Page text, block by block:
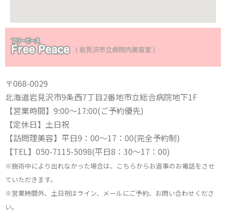
〒068-0029
北海道岩見沢市9条西7丁目2番地市立総合病院地下1F
【営業時間】9:00〜17:00(ご予約優先)
【定休日】土日祝
【訪問理美容】平日9：00〜17：00(完全予約制)
【TEL】050-7115-5098(平日8：30〜17：00)
※施術中により出れなかった場合は、こちらからお返事のお電話をさせ
ていただきます。
※営業時間外、土日祝はライン、メールにご予約、お問い合わせくださ
い。